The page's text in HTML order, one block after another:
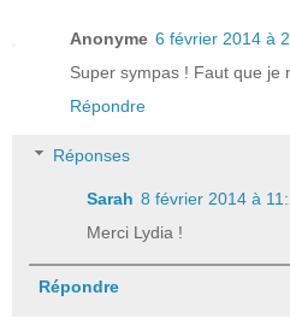
Anonyme 6 février 2014 à
Super sympas ! Faut que je
Répondre
Réponses
Sarah 8 février 2014 à
Merci Lydia !
Répondre